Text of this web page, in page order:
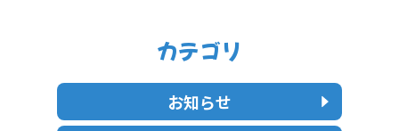
カテゴリ
お知らせ